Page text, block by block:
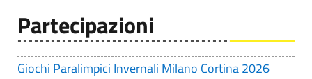
Partecipazioni
Giochi Paralimpici Invernali Milano Cortina 2026